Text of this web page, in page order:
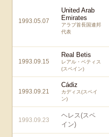
1993.05.07
United Arab
Emirates
アラブ首長国連邦
代表
1993.09.15
Real Betis
レアル・ベティス
(スペイン)
1993.09.21
Cádiz
カディス(スペイ
ン)
1993.09.23
ヘレス(スペ
イン)